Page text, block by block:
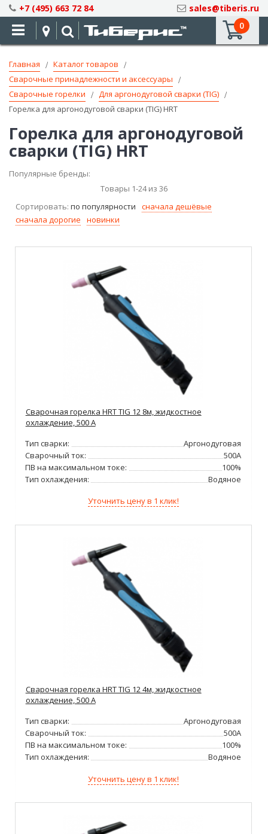
Skip
to
Content
+7 (495) 663 72 84
sales@tiberis.ru
0
Главная
Каталог товаров
Сварочные принадлежности и аксессуары
Сварочные горелки
Для аргонодуговой сварки (TIG)
Горелка для аргонодуговой сварки (TIG) HRT
Горелка для аргонодуговой
сварки (TIG) HRT
Популярные бренды:
Товары 1-24из 36
Сортировать: по популярности
сначала дешёвые
сначала дорогие
новинки
Сварочная горелка HRT TIG 12 8м, жидкостное
охлаждение, 500 А
Тип сварки:
Аргонодуговая
Сварочный ток:
500А
ПВ на максимальном токе:
100%
Тип охлаждения:
Водяное
Уточнить цену в 1 клик!
Сварочная горелка HRT TIG 12 4м, жидкостное
охлаждение, 500 А
Тип сварки:
Аргонодуговая
Сварочный ток:
500А
ПВ на максимальном токе:
100%
Тип охлаждения:
Водяное
Уточнить цену в 1 клик!